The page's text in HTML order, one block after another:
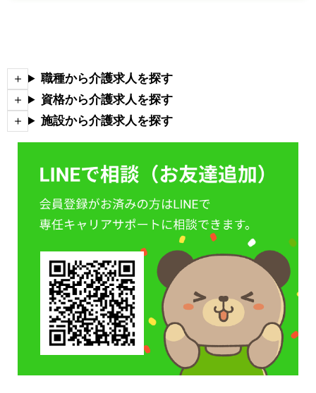
職種から介護求人を探す
資格から介護求人を探す
施設から介護求人を探す